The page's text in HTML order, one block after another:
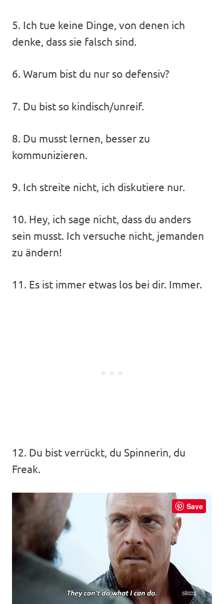
5. Ich tue keine Dinge, von denen ich
denke, dass sie falsch sind.
6. Warum bist du nur so defensiv?
7. Du bist so kindisch/unreif.
8. Du musst lernen, besser zu
kommunizieren.
9. Ich streite nicht, ich diskutiere nur.
10. Hey, ich sage nicht, dass du anders
sein musst. Ich versuche nicht, jemanden
zu ändern!
11. Es ist immer etwas los bei dir. Immer.
12. Du bist verrückt, du Spinnerin, du
Freak.
Save